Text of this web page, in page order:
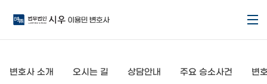
변호사 소개 오시는 길 상담안내 주요 승소사건 변